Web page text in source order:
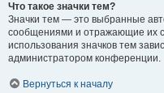
Что такое значки тем?
Значки тем — это выбранные
сообщениями и отражающие их
использования значков тем
администратором конференции.
Вернуться к началу